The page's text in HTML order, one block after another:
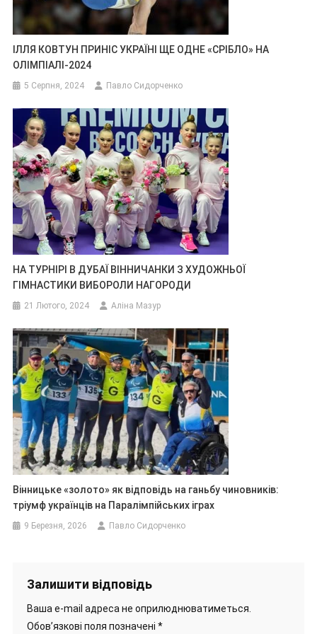
ІЛЛЯ КОВТУН ПРИНІС УКРАЇНІ ЩЕ ОДНЕ «СРІБЛО» НА
ОЛІМПІАЛІ-2024
5 Серпня, 2024 Павло Сидорченко
НА ТУРНІРІ В ДУБАЇ ВІННИЧАНКИ З ХУДОЖНЬОЇ
ГІМНАСТИКИ ВИБОРОЛИ НАГОРОДИ
21 Лютого, 2024 Аліна Мазур
Вінницьке «золото» як відповідь на ганьбу чиновників:
тріумф українців на Паралімпійських іграх
9 Березня, 2026 Павло Сидорченко
Залишити відповідь
Ваша e-mail адреса не оприлюднюватиметься.
Обов’язкові поля позначені *